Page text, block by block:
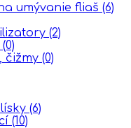
umývanie fliaš (6)
(2)
(0)
čižmy (0)
(6)
(10)